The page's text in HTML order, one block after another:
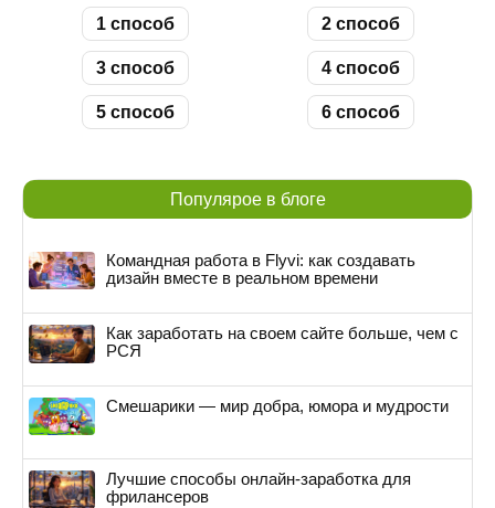
1 способ 2 способ
3 способ 4 способ
5 способ 6 способ
Популярое в блоге
Командная работа в Flyvi: как создавать
дизайн вместе в реальном времени
Как заработать на своем сайте больше, чем с
РСЯ
Смешарики — мир добра, юмора и мудрости
Лучшие способы онлайн-заработка для
фрилансеров